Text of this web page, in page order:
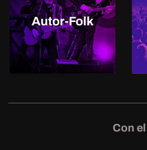
Autor-Folk
Con